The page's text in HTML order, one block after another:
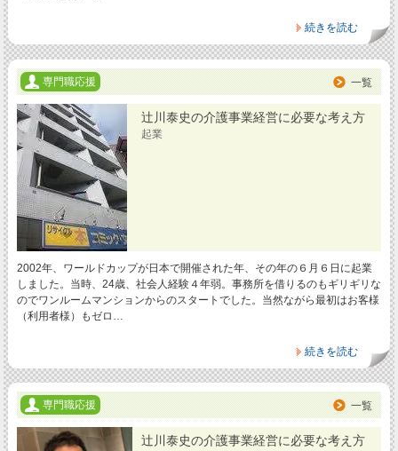
続きを読む
専門職応援 一覧
辻川泰史の介護事業経営に必要な考え方
起業
2002年、ワールドカップが日本で開催された年、その年の６月６日に起業
しました。当時、24歳、社会人経験４年弱。事務所を借りるのもギリギリな
のでワンルームマンションからのスタートでした。当然ながら最初はお客様
（利用者様）もゼロ…
続きを読む
専門職応援 一覧
辻川泰史の介護事業経営に必要な考え方